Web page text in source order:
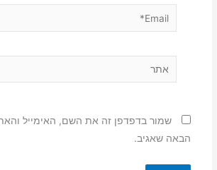
Email*
שמור בדפדפן זה את השם, האימייל
הבאה שאגיב.